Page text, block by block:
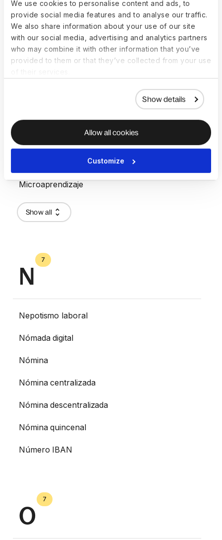
We use cookies to personalise content and ads, to
provide social media features and to analyse our traffic.
We also share information about your use of our site
with our social media, advertising and analytics partners
who may combine it with other information that you’ve
provided to them or that they’ve collected from your use
Show details
Allow all cookies
Customize
Marca empleadora
Matriz 9-box
Mentoring ejecutivo
Microaprendizaje
Show all
N
7
Nepotismo laboral
Nómada digital
Nómina
Nómina centralizada
Nómina descentralizada
Nómina quincenal
Número IBAN
O
7